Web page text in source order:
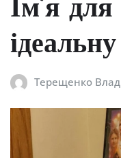
Ім’я
Терещенко